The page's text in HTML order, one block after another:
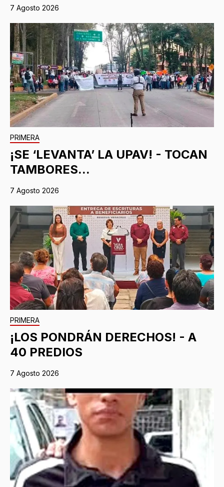
7 Agosto 2026
PRIMERA
¡SE ‘LEVANTA’ LA UPAV! - TOCAN
TAMBORES...
7 Agosto 2026
PRIMERA
¡LOS PONDRÁN DERECHOS! - A
40 PREDIOS
7 Agosto 2026